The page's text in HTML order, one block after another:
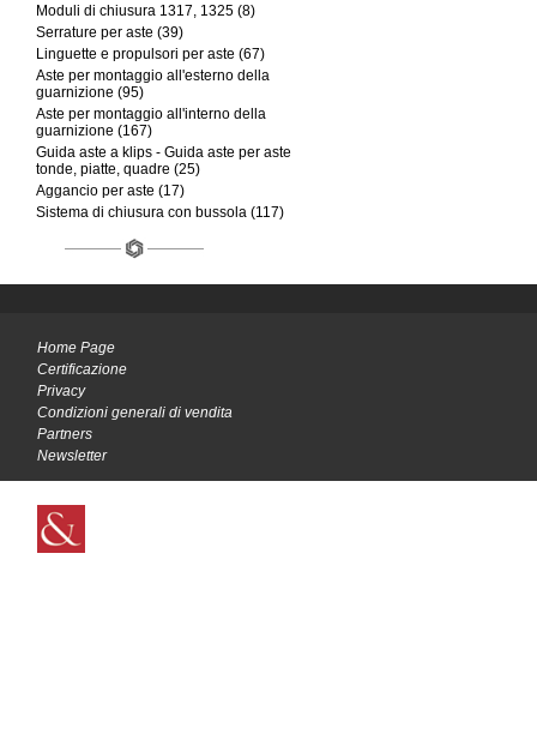
Moduli di chiusura 1317, 1325 (8)
Serrature per aste (39)
Linguette e propulsori per aste (67)
Aste per montaggio all'esterno della
guarnizione (95)
Aste per montaggio all'interno della
guarnizione (167)
Guida aste a klips - Guida aste per aste
tonde, piatte, quadre (25)
Aggancio per aste (17)
Sistema di chiusura con bussola (117)
Home Page
Certificazione
Privacy
Condizioni generali di vendita
Partners
Newsletter